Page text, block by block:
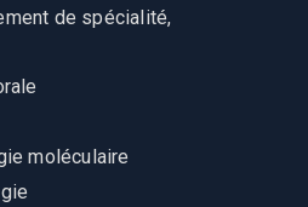
de spécialité,
moléculaire